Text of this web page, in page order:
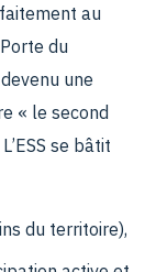
au
du
une
« le second
se bâtit
du territoire),